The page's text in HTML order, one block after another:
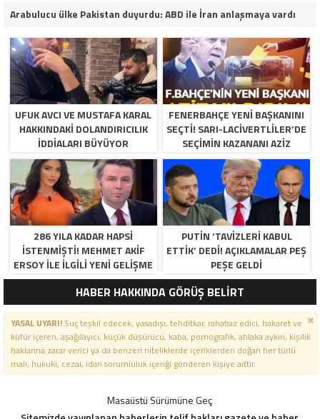
Arabulucu ülke Pakistan duyurdu: ABD ile İran anlaşmaya vardı
UFUK AVCI VE MUSTAFA KARAL
HAKKINDAKI DOLANDIRICILIK
İDDIALARI BÜYÜYOR
FENERBAHÇE YENI BAŞKANINI
SEÇTI! SARI-LACIVERTLILER’DE
SEÇIMIN KAZANANI AZIZ
YILDIRIM OLDU
286 YILA KADAR HAPSI
ISTENMIŞTI! MEHMET AKIF
ERSOY ILE ILGILI YENI GELIŞME
PUTIN ‘TAVIZLERI KABUL
ETTIK’ DEDI! AÇIKLAMALAR PEŞ
PEŞE GELDI
HABER HAKKINDA GÖRÜŞ BELİRT
YASAL UYARI!Suç teşkil edecek, yasadışı, tehditkar, rahatsız edici, hakaret ve
küfür içeren, aşağılayıcı, küçük düşürücü, kaba, pornografik, ahlaka aykırı, kişilik
haklarına zarar verici ya da benzeri niteliklerde içeriklerden doğan her türlü
mali, hukuki, cezai, idari sorumluluk içeriği gönderen kişiye aittir.
Masaüstü Sürümüne Geç